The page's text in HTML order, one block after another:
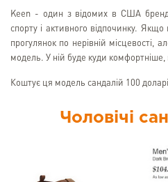
Keen - один з відомих в США
спорту і активного відпочинку. Якщо
прогулянок по нерівній
модель. У ній буде куди комфортніше,
Коштує ця модель сандалій 100
Чоловічі